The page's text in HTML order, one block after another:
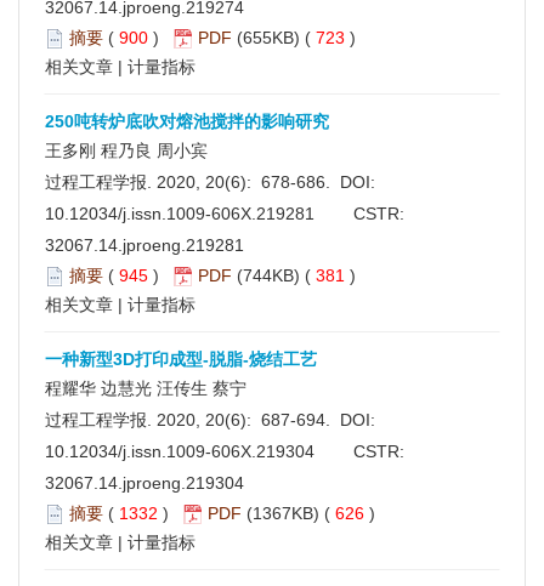
32067.14.jproeng.219274
摘要 ( 900 ) PDF (655KB) ( 723 )
相关文章 | 计量指标
250吨转炉底吹对熔池搅拌的影响研究
王多刚 程乃良 周小宾
过程工程学报. 2020, 20(6): 678-686. DOI:
10.12034/j.issn.1009-606X.219281
CSTR:
32067.14.jproeng.219281
摘要 ( 945 ) PDF (744KB) ( 381 )
相关文章 | 计量指标
一种新型3D打印成型-脱脂-烧结工艺
程耀华 边慧光 汪传生 蔡宁
过程工程学报. 2020, 20(6): 687-694. DOI:
10.12034/j.issn.1009-606X.219304
CSTR:
32067.14.jproeng.219304
摘要 ( 1332 ) PDF (1367KB) ( 626 )
相关文章 | 计量指标